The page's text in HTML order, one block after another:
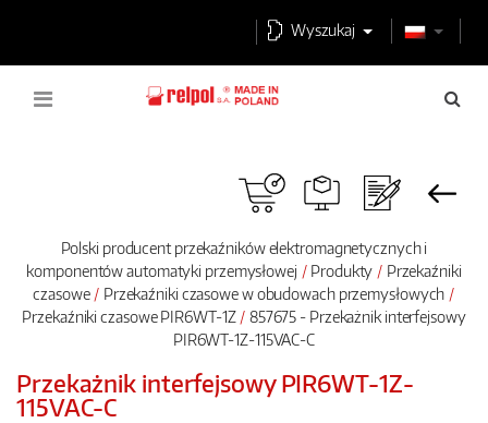
Wyszukaj
Polski producent przekaźników elektromagnetycznych i
komponentów automatyki przemysłowej
Produkty
Przekaźniki
czasowe
Przekaźniki czasowe w obudowach przemysłowych
Przekaźniki czasowe PIR6WT-1Z
857675 - Przekażnik interfejsowy
PIR6WT-1Z-115VAC-C
Przekażnik interfejsowy PIR6WT-1Z-
115VAC-C